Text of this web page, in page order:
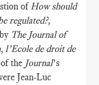
ofHow should
regulated?,
The Journal of
,l’Ecole de droit de
the Journal’s
Jean-Luc